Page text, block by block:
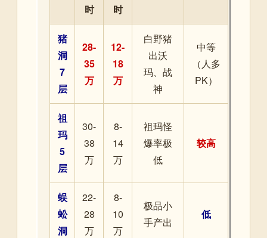
时
时
猪
洞
7
层
28-
35
万
12-
18
万
白野猪
出沃
玛、战
神
中等
（人多
PK）
祖
玛
5
层
30-
38
万
8-
14
万
祖玛怪
爆率极
低
较高
蜈
蚣
洞
22-
28
万
8-
10
万
极品小
手产出
低